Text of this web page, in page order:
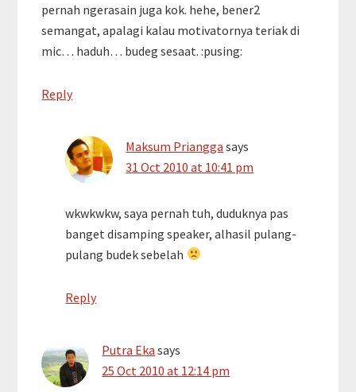
pernah ngerasain juga kok. hehe, bener2
semangat, apalagi kalau motivatornya teriak di
mic… haduh… budeg sesaat. :pusing:
Reply
Maksum Priangga says
31 Oct 2010 at 10:41 pm
wkwkwkw, saya pernah tuh, duduknya pas
banget disamping speaker, alhasil pulang-
pulang budek sebelah
Reply
Putra Eka says
25 Oct 2010 at 12:14 pm